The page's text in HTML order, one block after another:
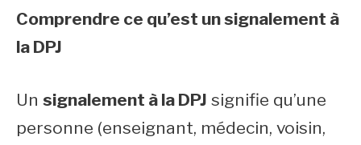
Comprendre ce qu’est un signalement à
la DPJ
Un signalement à la DPJ signifie qu’une
personne (enseignant, médecin, voisin,